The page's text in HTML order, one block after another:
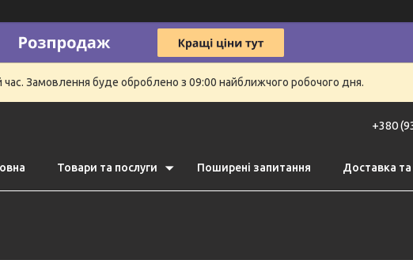
час. Замовлення буде оброблено з 09:00 найближчого робочого дня.
+380
Товари та послуги Поширені запитання Доставка